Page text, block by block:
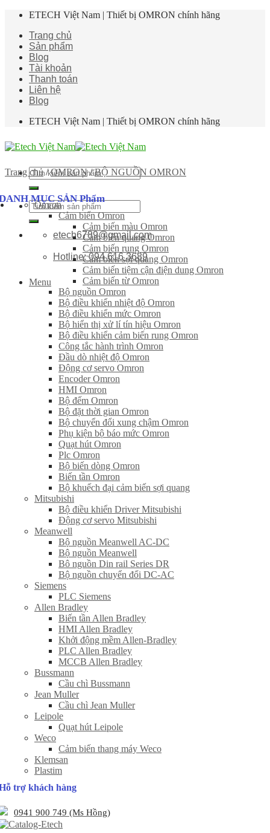
Skip
content
ETECH Việt Nam | Thiết bị OMRON chính hãng
Trang chủ
Sản phẩm
Blog
Tài khoản
Thanh toán
Liên hệ
Blog
ETECH Việt Nam | Thiết bị OMRON chính hãng
Tìm
kiếm:
Tìm
kiếm:
etech6789@gmail.com
Hotline: 094 616 3689
Menu
Trang chủ / OMRON / BỘ NGUỒN OMRON
MỤC SẢN Phẩm
Omron
Cảm biến Omron
Cảm biến màu Omron
Cảm biến quang Omron
Cảm biến rung Omron
Cảm biến sợi quang Omron
Cảm biến tiệm cận điện dung Omron
Cảm biến từ Omron
Bộ nguồn Omron
Bộ điều khiển nhiệt độ Omron
Bộ điều khiển mức Omron
Bộ hiển thị xử lí tín hiệu Omron
Bộ điều khiển cảm biến rung Omron
Công tắc hành trình Omron
Đầu dò nhiệt độ Omron
Động cơ servo Omron
Encoder Omron
HMI Omron
Bộ đếm Omron
Bộ đặt thời gian Omron
Bộ chuyển đổi xung chậm Omron
Phụ kiện bộ báo mức Omron
Quạt hút Omron
Plc Omron
Bộ biến dòng Omron
Biến tần Omron
Bộ khuếch đại cảm biến sợi quang
Mitsubishi
Bộ điều khiển Driver Mitsubishi
Động cơ servo Mitsubishi
Meanwell
Bộ nguồn Meanwell AC-DC
Bộ nguồn Meanwell
Bô nguồn Din rail Series DR
Bộ nguồn chuyển đổi DC-AC
Siemens
PLC Siemens
Allen Bradley
Biến tần Allen Bradley
HMI Allen Bradley
Khởi động mềm Allen-Bradley
PLC Allen Bradley
MCCB Allen Bradley
Bussmann
Cầu chì Bussmann
Jean Muller
Cầu chì Jean Muller
Leipole
Quạt hút Leipole
Weco
Cảm biến thang máy Weco
Klemsan
Plastim
trợ khách hàng
0941 900 749 (Ms Hồng)